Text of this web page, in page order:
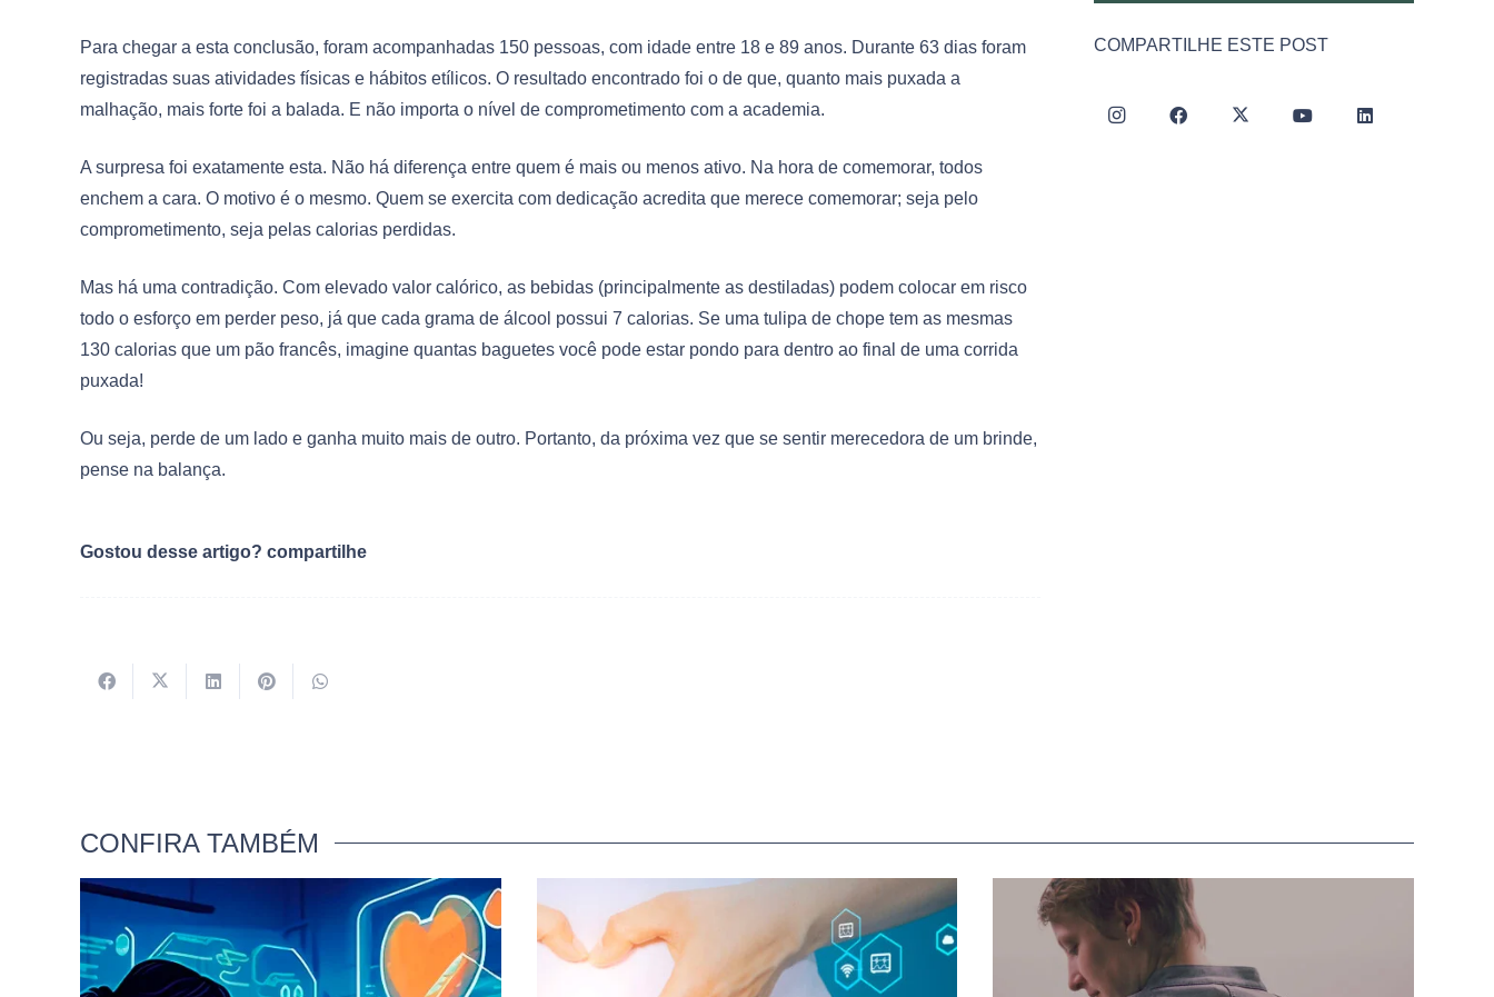
Para chegar a esta conclusão, foram acompanhadas 150 pessoas, com idade entre 18 e 89 anos. Durante 63 dias foram
registradas suas atividades físicas e hábitos etílicos. O resultado encontrado foi o de que, quanto mais puxada a
malhação, mais forte foi a balada. E não importa o nível de comprometimento com a academia.
A surpresa foi exatamente esta. Não há diferença entre quem é mais ou menos ativo. Na hora de comemorar, todos
enchem a cara. O motivo é o mesmo. Quem se exercita com dedicação acredita que merece comemorar; seja pelo
comprometimento, seja pelas calorias perdidas.
Mas há uma contradição. Com elevado valor calórico, as bebidas (principalmente as destiladas) podem colocar em risco
todo o esforço em perder peso, já que cada grama de álcool possui 7 calorias. Se uma tulipa de chope tem as mesmas
130 calorias que um pão francês, imagine quantas baguetes você pode estar pondo para dentro ao final de uma corrida
puxada!
Ou seja, perde de um lado e ganha muito mais de outro. Portanto, da próxima vez que se sentir merecedora de um brinde,
pense na balança.
Gostou desse artigo? compartilhe
COMPARTILHE ESTE POST
CONFIRA TAMBÉM